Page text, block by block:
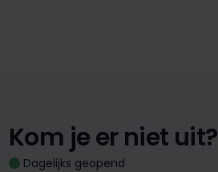
Kom je er niet uit?
Dagelijks geopend